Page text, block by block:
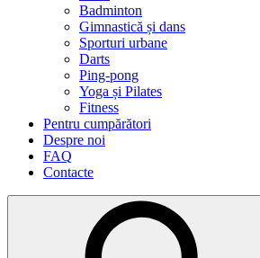
Badminton
Gimnastică și dans
Sporturi urbane
Darts
Ping-pong
Yoga și Pilates
Fitness
Pentru cumpărători
Despre noi
FAQ
Contacte